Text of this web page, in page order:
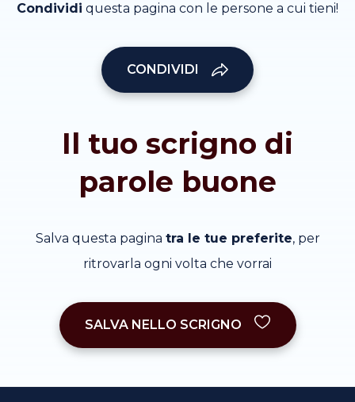
Condividi questa pagina con le persone a cui tieni!
CONDIVIDI
Il tuo scrigno di
parole buone
Salva questa pagina tra le tue preferite, per
ritrovarla ogni volta che vorrai
SALVA NELLO SCRIGNO